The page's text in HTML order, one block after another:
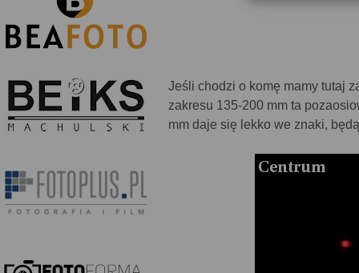
Jeśli chodzi o komę mamy tutaj
zakresu 135-200 mm ta
mm daje się lekko we znaki,